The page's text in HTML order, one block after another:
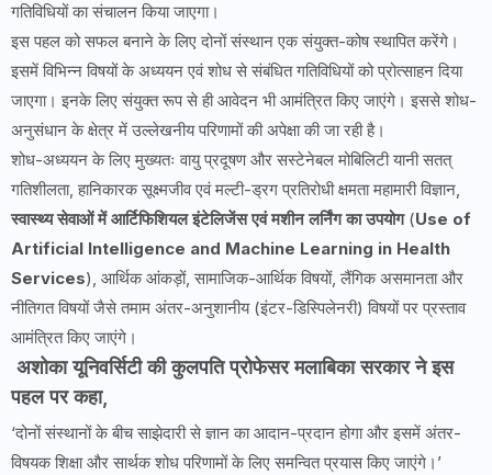
गतिविधियों का संचालन किया जाएगा।
इस पहल को सफल बनाने के लिए दोनों संस्थान एक संयुक्त-कोष स्थापित करेंगे।
इसमें विभिन्न विषयों के अध्ययन एवं शोध से संबंधित गतिविधियों को प्रोत्साहन दिया
जाएगा। इनके लिए संयुक्त रूप से ही आवेदन भी आमंत्रित किए जाएंगे। इससे शोध-
अनुसंधान के क्षेत्र में उल्लेखनीय परिणामों की अपेक्षा की जा रही है।
शोध-अध्ययन के लिए मुख्यतः वायु प्रदूषण और सस्टेनेबल मोबिलिटी यानी सतत्
गतिशीलता, हानिकारक सूक्ष्मजीव एवं मल्टी-ड्रग प्रतिरोधी क्षमता महामारी विज्ञान,
स्वास्थ्य सेवाओं में आर्टिफिशियल इंटेलिजेंस एवं मशीन लर्निंग का उपयोग(Use of
Artificial Intelligence and Machine Learning in Health
Services), आर्थिक आंकड़ों, सामाजिक-आर्थिक विषयों, लैंगिक असमानता और
नीतिगत विषयों जैसे तमाम अंतर-अनुशानीय (इंटर-डिस्पिलेनरी) विषयों पर प्रस्ताव
आमंत्रित किए जाएंगे।
अशोका यूनिवर्सिटी की कुलपति प्रोफेसर मलाबिका सरकार ने इस
पहल पर कहा,
‘दोनों संस्थानों के बीच साझेदारी से ज्ञान का आदान-प्रदान होगा और इसमें अंतर-
विषयक शिक्षा और सार्थक शोध परिणामों के लिए समन्वित प्रयास किए जाएंगे।’